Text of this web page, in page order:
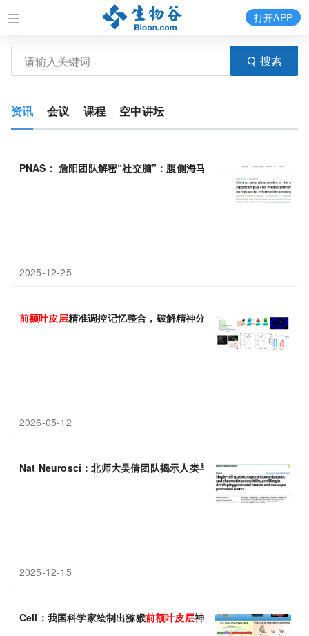
搜索
打开APP
资讯 会议 课程 空中讲坛
PNAS： 詹阳团队解密“社交脑”：腹侧海马与 前额叶皮层 如何分工
2025-12-25
前额叶皮层精准调控记忆整合，破解精神分裂症认知缺陷之谜
2026-05-12
Nat Neurosci：北师大吴倩团队揭示人类与食蟹猴前额叶皮层出
2025-12-15
Cell：我国科学家绘制出猕猴前额叶皮层神经元全脑投射组，从而